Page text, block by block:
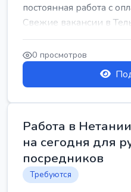
постоянная работа с
Свежие вакансии в
женщин от хозя...
0 просмотров
Работа в
на сегодня для
посредников
Требуются